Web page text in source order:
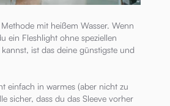
mit heißem Wasser. Wenn
ein Fleshlight ohne speziellen
ist das deine günstigste und
einfach in warmes (aber nicht zu
sicher, dass du das Sleeve vorher